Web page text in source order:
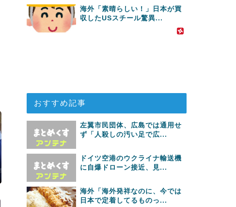
海外「素晴らしい！」日本が買
収したUSスチール驚異...
おすすめ記事
左翼市民団体、広島では通用せ
ず「人殺しの汚い足で広...
ドイツ空港のウクライナ輸送機
に自爆ドローン接近、見...
海外「海外発祥なのに、今では
日本で定着してるものっ...